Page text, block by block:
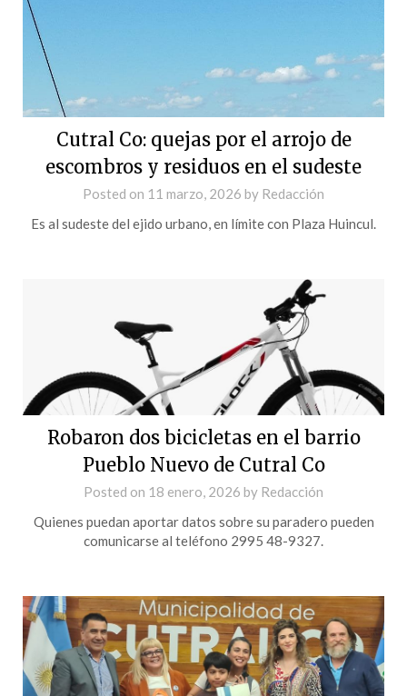
Cutral Co: quejas por el arrojo de
escombros y residuos en el sudeste
Posted on 11 marzo, 2026 by Redacción
Es al sudeste del ejido urbano, en límite con Plaza Huincul.
Robaron dos bicicletas en el barrio
Pueblo Nuevo de Cutral Co
Posted on 18 enero, 2026 by Redacción
Quienes puedan aportar datos sobre su paradero pueden
comunicarse al teléfono 2995 48-9327.